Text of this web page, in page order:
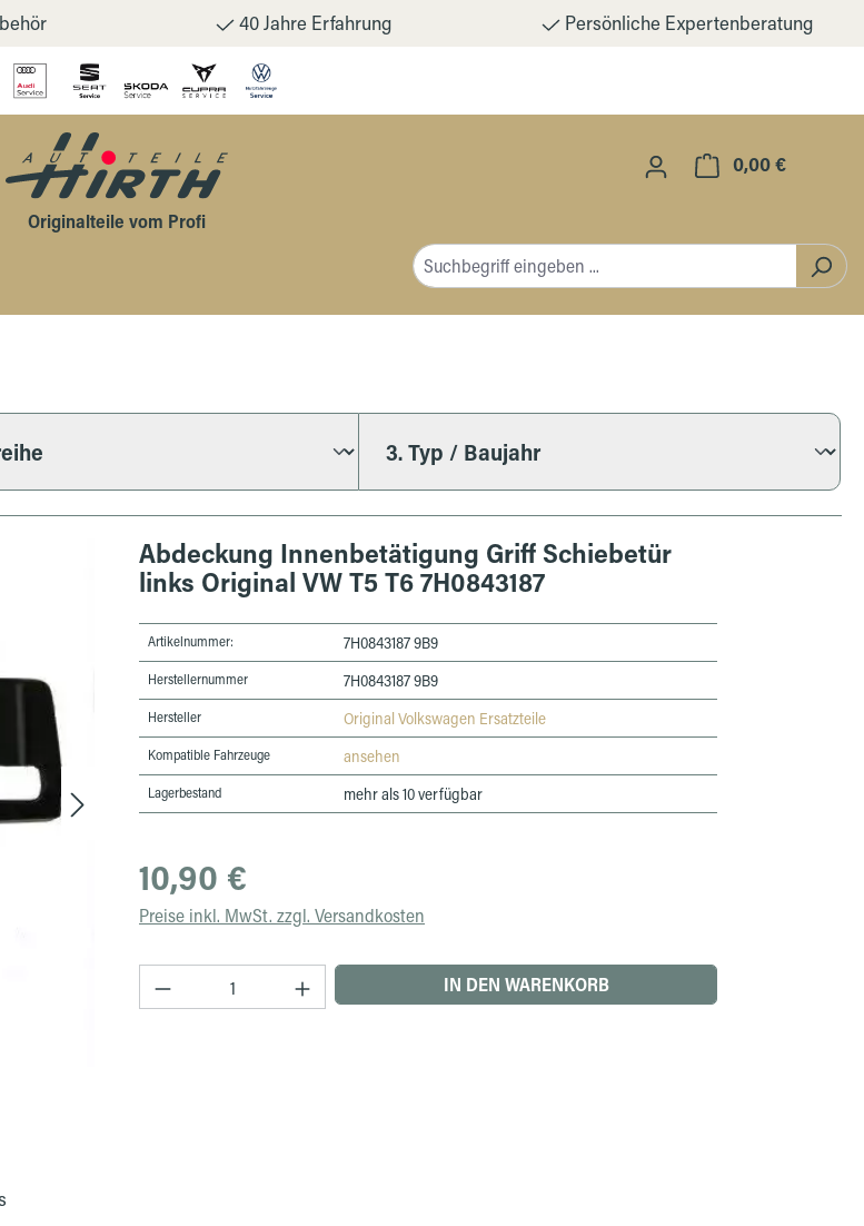
40 Jahre Erfahrung Persönliche Expertenberatung
0,00 €
Originalteile vom Profi
Abdeckung Innenbetätigung Griff Schiebetür
links Original VW T5 T6 7H0843187
Artikelnummer: 7H0843187 9B9
Herstellernummer 7H0843187 9B9
Hersteller Original Volkswagen Ersatzteile
Kompatible Fahrzeuge ansehen
Lagerbestand mehr als 10 verfügbar
Regulärer Preis:
10,90 €
Preise inkl. MwSt. zzgl. Versandkosten
Produkt Anzahl: Gib den gewünschten Wert ein oder benutze
IN DEN WARENKORB